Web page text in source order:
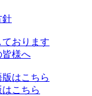
針
おります
皆様へ
はこちら
こちら